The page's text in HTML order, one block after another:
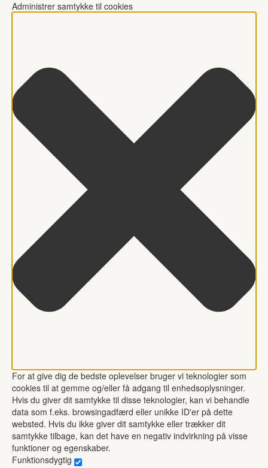
Administrer samtykke til cookies
For at give dig de bedste oplevelser bruger vi teknologier som
cookies til at gemme og/eller få adgang til enhedsoplysninger.
Hvis du giver dit samtykke til disse teknologier, kan vi behandle
data som f.eks. browsingadfærd eller unikke ID'er på dette
websted. Hvis du ikke giver dit samtykke eller trækker dit
samtykke tilbage, kan det have en negativ indvirkning på visse
funktioner og egenskaber.
Funktionsdygtig